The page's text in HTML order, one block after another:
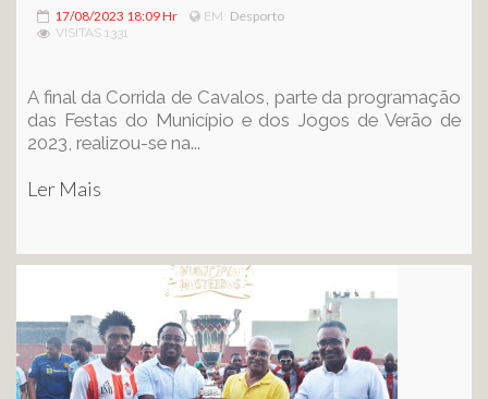
17/08/2023 18:09 Hr EM: Desporto
VISITAS 1331
A final da Corrida de Cavalos, parte da programação
das Festas do Município e dos Jogos de Verão de
2023, realizou-se na...
Ler Mais